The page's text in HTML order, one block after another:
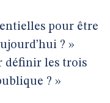
pour être
? »
définir les trois
? »